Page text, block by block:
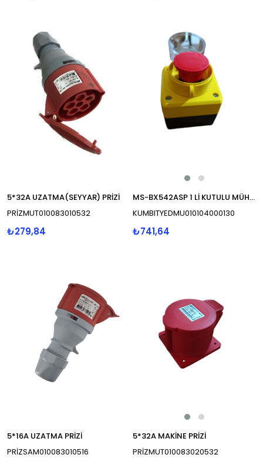
5*32A UZATMA(SEYYAR) PRİZİ
PRİZMUT010083010532
₺279,84
MS-BX542ASP 1 Lİ KUTULU MÜHÜRLÜ TİP KORUMALI ACİL
KUMBITYEDMU010104000130
₺741,64
5*16A UZATMA PRİZİ
PRİZSAM010083010516
5*32A MAKİNE PRİZİ
PRİZMUT010083020532